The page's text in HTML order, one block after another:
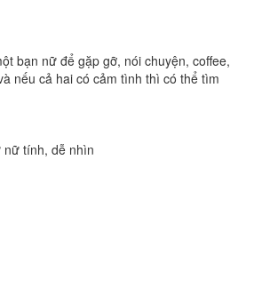
bạn nữ để gặp gỡ, nói chuyện, coffee,
nếu cả hai có cảm tình thì có thể tìm
tính, dễ nhìn